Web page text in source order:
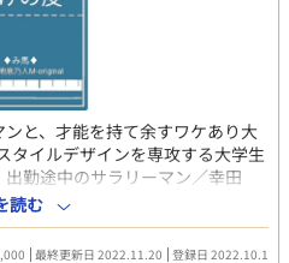
と、才能を持て余すワケあり大
タイルデザインを専攻する大学生
勤途中のサラリーマン／幸田
、そこのリーマン。少し待てよ」
んた」 姫季は、持ち歩くソーイ
ツのボタンを縫い付ける。朝イチ
読む
最終更新日 2022.11.20 登録日 2022.10.1